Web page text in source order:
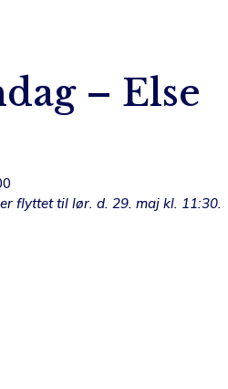
– Else
flyttet til lør. d. 29. maj kl. 11:30.